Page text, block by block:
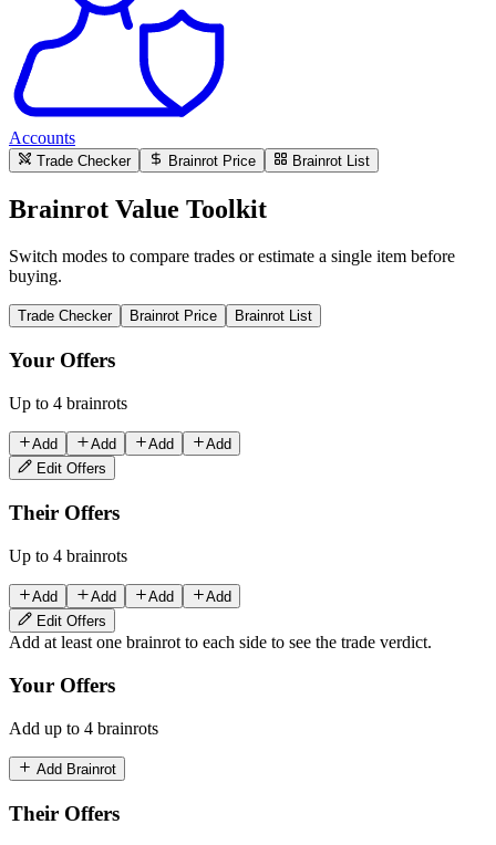
Accounts
Trade Checker Brainrot Price Brainrot List
Brainrot Value Toolkit
Switch modes to compare trades or estimate a single item before
buying.
Trade Checker Brainrot Price Brainrot List
Your Offers
Up to 4 brainrots
Add Add Add
Add
Edit Offers
Their Offers
Up to 4 brainrots
Add Add Add
Add
Edit Offers
Add at least one brainrot to each side to see the trade verdict.
Your Offers
Add up to 4 brainrots
Add Brainrot
Their Offers